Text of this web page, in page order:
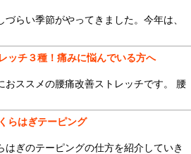
づらい季節がやってきました。今年は、
ッチ３種！痛みに悩んでいる方へ
おススメの腰痛改善ストレッチです。 腰
らはぎテーピング
はぎのテーピングの仕方を紹介していき